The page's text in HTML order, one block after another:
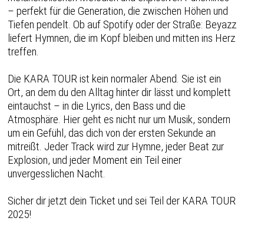
– perfekt für die Generation, die zwischen Höhen und
Tiefen pendelt. Ob auf Spotify oder der Straße: Beyazz
liefert Hymnen, die im Kopf bleiben und mitten ins Herz
treffen.
Die KARA TOUR ist kein normaler Abend. Sie ist ein
Ort, an dem du den Alltag hinter dir lässt und komplett
eintauchst – in die Lyrics, den Bass und die
Atmosphäre. Hier geht es nicht nur um Musik, sondern
um ein Gefühl, das dich von der ersten Sekunde an
mitreißt. Jeder Track wird zur Hymne, jeder Beat zur
Explosion, und jeder Moment ein Teil einer
unvergesslichen Nacht.
Sicher dir jetzt dein Ticket und sei Teil der KARA TOUR
2025!